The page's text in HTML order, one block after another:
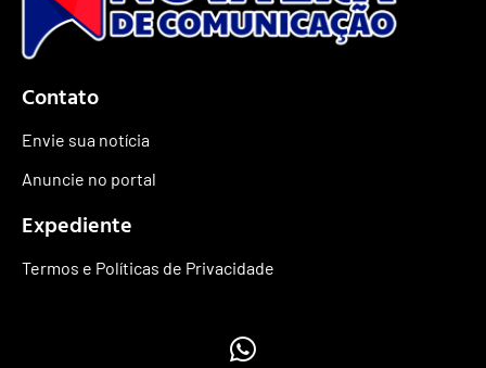
Contato
Envie sua notícia
Anuncie no portal
Expediente
Termos e Políticas de Privacidade